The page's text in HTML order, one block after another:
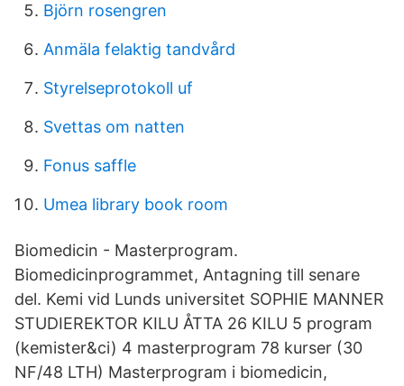
Björn rosengren
Anmäla felaktig tandvård
Styrelseprotokoll uf
Svettas om natten
Fonus saffle
Umea library book room
Biomedicin - Masterprogram.
Biomedicinprogrammet, Antagning till senare
del. Kemi vid Lunds universitet SOPHIE MANNER
STUDIEREKTOR KILU ÅTTA 26 KILU 5 program
(kemister&ci) 4 masterprogram 78 kurser (30
NF/48 LTH) Masterprogram i biomedicin,